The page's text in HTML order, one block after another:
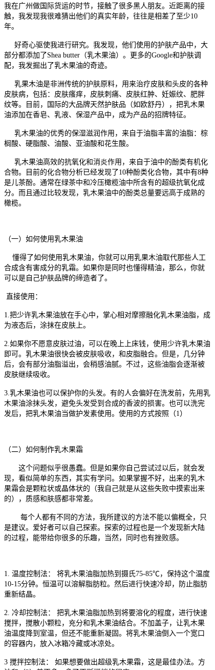
我在广州做国际货运的时节，接触了很多黑人朋友。近距离的接
触，我发现我很难猜出他们的真实年龄， 往往是相差了至少10
年。
好奇心驱使我进行研究。我发现，他们使用的护肤产品中，大
部分都添加了Shea butter （乳木果油）。更多的Google和护肤调
配，我发掘出了乳木果油的奇迹。
乳果木油是非洲传统的护肤原料，用来治疗皮肤和头皮的各种
皮肤病，包括：皮肤瘙痒，皮肤刺痛、皮肤红肿、妊娠纹、肥胖
纹等。目前，国际的大品牌天然护肤品（如欧舒丹），把乳木果
油添加在香皂、乳液、保湿产品中，成为产品的招牌特征。
乳木果油的优秀的保湿滋润作用，来自于油脂丰富的油脂：棕
榈酸、硬脂酸、油酸、亚油酸和花生酸。
乳木果油高效的抗氧化和消炎作用，来自于油中的酚类有机化
合物。目前的化合物分析已经发现了10种酚类化合物，其中有8种
是儿茶酚。通常在绿茶中和冷压橄榄油中所含有的超级抗氧化成
分。而且通过比较发现，乳木果油中的酚类总量要远高于成熟的
橄榄。
（一） 如何使用乳木果油
懂得了如何使用乳木果油，你就可以用乳果木油取代那些人工
合成含有害成分的乳霜。如果你是同时也懂得精油，那么，你就
可以是自己护肤品牌的缔造者了。
直接使用：
1. 把少许乳木果油放在手心中，掌心相对摩擦融化乳木果油脂，成
为液态后，涂抹在皮肤上。
2. 如果你不愿意皮肤过油，可以在晚上上床钱，使用少许乳木果油
即可。乳木果油很快会被皮肤吸收，和皮脂融合。但是，几分钟
后，会有部分油脂溢出，会稍感油腻。不过，这些油脂会逐渐被
皮肤继续吸收。
3. 乳木果油也可以保护你的头发。有的人会偏好在洗发前，先用乳
木果油涂抹头发，避免头发受到合成的香波的损害。也可以洗完
发后，把乳木果油当做护发素使用。使用的方式按照（1）
（二） 如何制作乳木果霜
这个问题似乎很愚蠢。但是如果你自己尝试过以后，就会发
现，看似简单的东西，其实有学问。如果掌握不好，出来的乳木
果霜会是颗粒状或晶体状的（我自己就是从这些失败中摸索出来
的），质感和肤感都非常差。
每个人都有不同的方法，我所建议的方法不能以偏概全，只
是建议。爱好者可以自己探索。探索的过程也是一个发现新大陆
的过程，能带给你很多的乐趣，当然，同时也有挫败感。
1. 温度控制法： 将乳木果油脂加热到摄氏75-85℃，保持这个温度
10-15分钟。恒温可以溶解脂肪粒。然后进行快速冷却，防止脂肪
重新结晶。
2. 冷却控制法：
把乳木果油脂加热到将要溶化的程度，进行快速
搅拌，搅散小颗粒，充分和乳木果油结合。不加盖子，让乳木果
油温度降到室温，但还不能重新凝固。将乳木果油倒入一个宽口
的容器内，放入冰箱冷藏或冰凉处。
3 搅拌控制法：
如果想要做出超级乳木果霜，这是最佳办法。方